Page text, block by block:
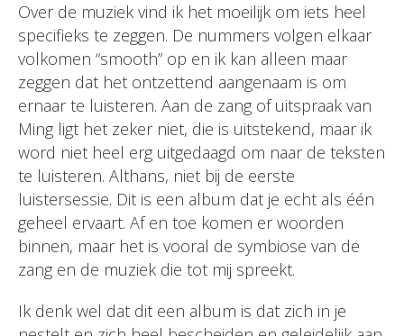
Over de muziek vind ik het moeilijk om iets heel
specifieks te zeggen. De nummers volgen elkaar
volkomen “smooth” op en ik kan alleen maar
zeggen dat het ontzettend aangenaam is om
ernaar te luisteren. Aan de zang of uitspraak van
Ming ligt het zeker niet, die is uitstekend, maar ik
word niet heel erg uitgedaagd om naar de teksten
te luisteren. Althans, niet bij de eerste
luistersessie. Dit is een album dat je echt als één
geheel ervaart. Af en toe komen er woorden
binnen, maar het is vooral de symbiose van de
zang en de muziek die tot mij spreekt.
Ik denk wel dat dit een album is dat zich in je